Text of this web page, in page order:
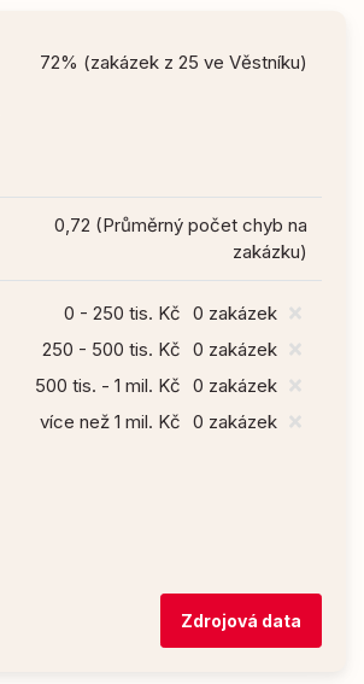
72% (zakázek z 25 ve Věstníku)
0,72 (Průměrný počet chyb na
zakázku)
0 - 250 tis. Kč 0 zakázek
250 - 500 tis. Kč 0 zakázek
500 tis. - 1 mil. Kč 0 zakázek
více než 1 mil. Kč 0 zakázek
Zdrojová data